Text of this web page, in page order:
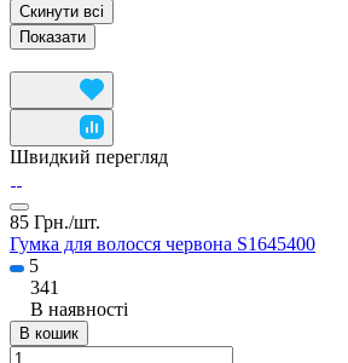
Скинути всі
Швидкий перегляд
85 Грн./шт.
Гумка для волосся червона S1645400
5
341
В наявності
В кошик